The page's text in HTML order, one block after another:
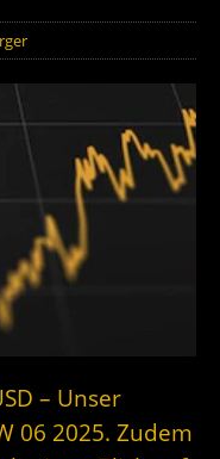
– Unser
06 2025. Zudem